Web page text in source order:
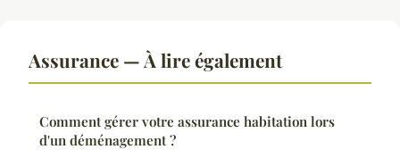
Assurance — À lire également
Comment gérer votre assurance habitation lors
d'un déménagement ?